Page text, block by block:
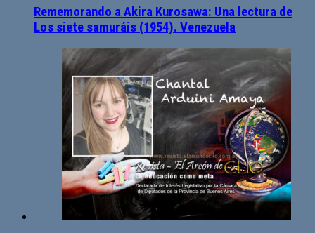
Rememorando a Akira Kurosawa: Una lectura de
Los siete samuráis (1954). Venezuela